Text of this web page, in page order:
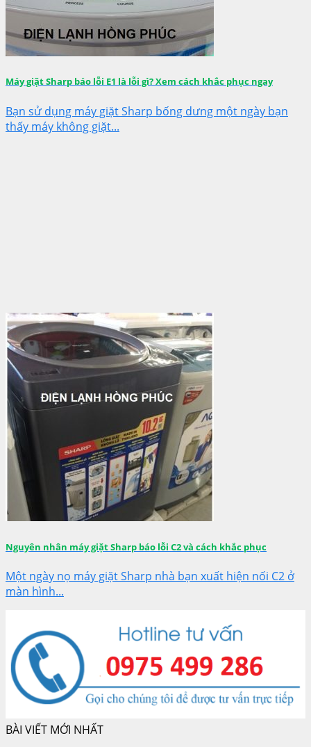
Máy giặt Sharp báo lỗi E1 là lỗi gì? Xem cách khắc phục ngay
Bạn sử dụng máy giặt Sharp bống dưng một ngày bạn
thấy máy không giặt...
Nguyên nhân máy giặt Sharp báo lỗi C2 và cách khắc phục
Một ngày nọ máy giặt Sharp nhà bạn xuất hiện nối C2 ở
màn hình...
BÀI VIẾT MỚI NHẤT